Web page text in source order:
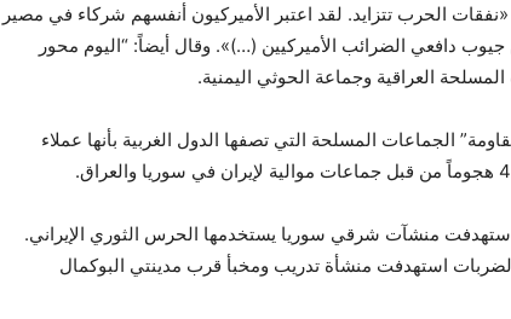
الحرب تتزايد. لقد اعتبر الأميركيون أنفسهم شركاء في مصير
دافعي الضرائب الأميركيين (…)». وقال أيضاً: “اليوم محور
العراقية وجماعة الحوثي اليمنية.
الجماعات المسلحة التي تصفها الدول الغربية بأنها عملاء
استهدفت منشآت شرقي سوريا يستخدمها الحرس الثوري الإيراني.
استهدفت منشأة تدريب ومخبأ قرب مدينتي البوكمال